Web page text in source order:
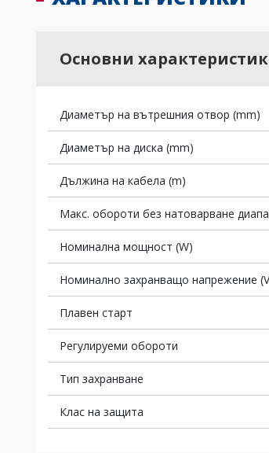
Основни
Диаметър на вътрешния отвор (mm)
Диаметър на диска (mm)
Дължина на кабела (m)
Макс. обороти без натоварване
Номинална мощност (W)
Номинално захранващо напрежение
Плавен старт
Регулируеми обороти
Тип захранване
Клас на защита